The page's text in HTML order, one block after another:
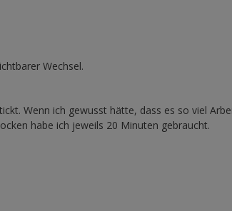
Wechsel.
Wenn ich gewusst hätte, dass es so viel
habe ich jeweils 20 Minuten gebraucht.